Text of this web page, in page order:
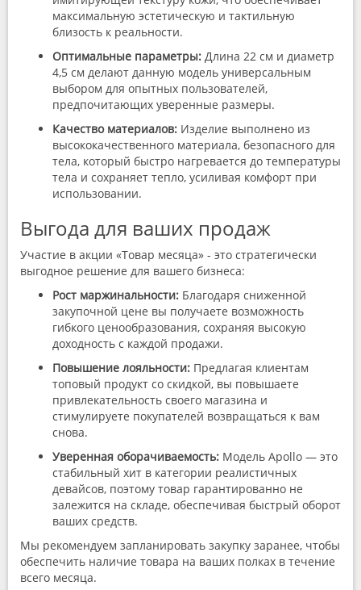
максимальную эстетическую и тактильную
близость к реальности.
Оптимальные параметры: Длина 22 см и диаметр
4,5 см делают данную модель универсальным
выбором для опытных пользователей,
предпочитающих уверенные размеры.
Качество материалов: Изделие выполнено из
высококачественного материала, безопасного для
тела, который быстро нагревается до температуры
тела и сохраняет тепло, усиливая комфорт при
использовании.
Выгода для ваших продаж
Участие в акции «Товар месяца» - это стратегически
выгодное решение для вашего бизнеса:
Рост маржинальности: Благодаря сниженной
закупочной цене вы получаете возможность
гибкого ценообразования, сохраняя высокую
доходность с каждой продажи.
Повышение лояльности: Предлагая клиентам
топовый продукт со скидкой, вы повышаете
привлекательность своего магазина и
стимулируете покупателей возвращаться к вам
снова.
Уверенная оборачиваемость: Модель Apollo — это
стабильный хит в категории реалистичных
девайсов, поэтому товар гарантированно не
залежится на складе, обеспечивая быстрый оборот
ваших средств.
Мы рекомендуем запланировать закупку заранее, чтобы
обеспечить наличие товара на ваших полках в течение
всего месяца.